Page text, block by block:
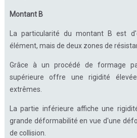
Montant B
La particularité du montant B est
élément, mais de deux zones de
Grâce à un procédé de formage
supérieure offre une rigidité
extrêmes.
La partie inférieure affiche une
grande déformabilité en vue d'une
de collision.